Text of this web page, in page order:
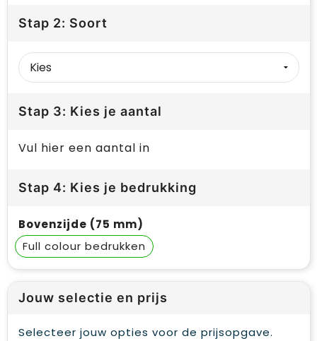
Stap 2: Soort
Stap 3: Kies je aantal
Vul hier een aantal in
Stap 4: Kies je bedrukking
Bovenzijde (75 mm)
Full colour
Jouw selectie en prijs
Selecteer jouw opties voor de prijsopgave.